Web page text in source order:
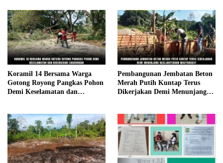
Koramil 14 Bersama Warga
Gotong Royong Pangkas Pohon
Demi Keselamatan dan
Pembangunan Jembatan Beton
Merah Putih Kuntap Terus
Dikerjakan Demi Menunjang